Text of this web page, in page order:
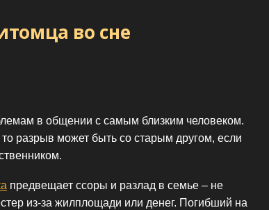
во сне
в общении с самым близким человеком.
разрыв может быть со старым другом, если
предвещает ссоры и разлад в семье – не
из-за жилплощади или денег. Погибший на